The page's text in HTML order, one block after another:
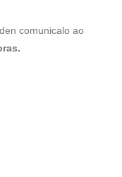
comunicalo ao